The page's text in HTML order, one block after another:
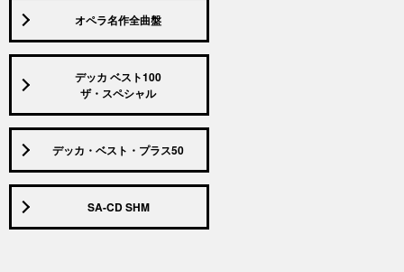
オペラ名作全曲盤
デッカ ベスト100
ザ・スペシャル
デッカ・ベスト・プラス50
SA-CD SHM